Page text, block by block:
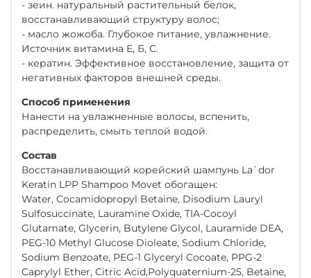
- зеин. натуральный растительный белок,
восстанавливающий структуру волос;
- масло жожоба. Глубокое питание, увлажнение.
Источник витамина Е, Б, С.
- кератин. Эффективное восстановление, защита от
негативных факторов внешней среды.
Способ применения
Нанести на увлажненные волосы, вспенить,
распределить, смыть теплой водой.
Состав
Восстанавливающий корейский шампунь La`dor
Keratin LPP Shampoo Movet обогащен:
Water, Cocamidopropyl Betaine, Disodium Lauryl
Sulfosuccinate, Lauramine Oxide, TIA-Cocoyl
Glutamate, Glycerin, Butylene Glycol, Lauramide DEA,
PEG-10 Methyl Glucose Dioleate, Sodium Chloride,
Sodium Benzoate, PEG-1 Glyceryl Cocoate, PPG-2
Caprylyl Ether, Citric Acid,Polyquaternium-25, Betaine,